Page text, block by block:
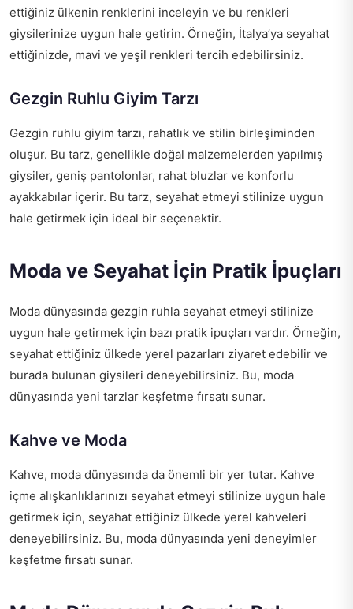
ettiğiniz ülkenin renklerini inceleyin ve bu renkleri
giysilerinize uygun hale getirin. Örneğin, İtalya’ya seyahat
ettiğinizde, mavi ve yeşil renkleri tercih edebilirsiniz.
Gezgin Ruhlu Giyim Tarzı
Gezgin ruhlu giyim tarzı, rahatlık ve stilin birleşiminden
oluşur. Bu tarz, genellikle doğal malzemelerden yapılmış
giysiler, geniş pantolonlar, rahat bluzlar ve konforlu
ayakkabılar içerir. Bu tarz, seyahat etmeyi stilinize uygun
hale getirmek için ideal bir seçenektir.
Moda ve Seyahat İçin Pratik İpuçları
Moda dünyasında gezgin ruhla seyahat etmeyi stilinize
uygun hale getirmek için bazı pratik ipuçları vardır. Örneğin,
seyahat ettiğiniz ülkede yerel pazarları ziyaret edebilir ve
burada bulunan giysileri deneyebilirsiniz. Bu, moda
dünyasında yeni tarzlar keşfetme fırsatı sunar.
Kahve ve Moda
Kahve, moda dünyasında da önemli bir yer tutar. Kahve
içme alışkanlıklarınızı seyahat etmeyi stilinize uygun hale
getirmek için, seyahat ettiğiniz ülkede yerel kahveleri
deneyebilirsiniz. Bu, moda dünyasında yeni deneyimler
keşfetme fırsatı sunar.